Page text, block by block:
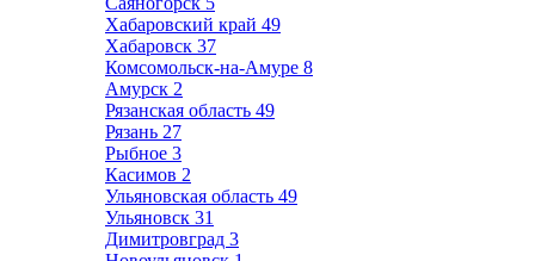
Хабаровский край 49
Хабаровск 37
Комсомольск-на-Амуре 8
Амурск 2
Рязанская область 49
Рязань 27
Рыбное 3
Касимов 2
Ульяновская область 49
Ульяновск 31
Димитровград 3